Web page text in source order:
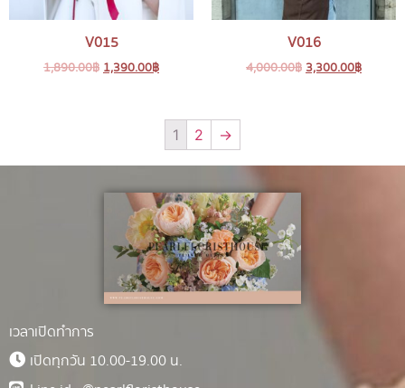
V015
1,890.00฿ 1,390.00฿
V016
4,000.00฿ 3,300.00฿
1 2 →
เวลาเปิดทำการ
เปิดทุกวัน 10.00-19.00 น.